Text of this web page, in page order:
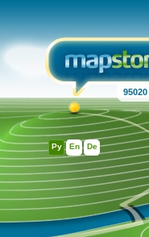
Ру En De
95020